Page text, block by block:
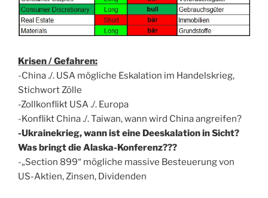
Krisen / Gefahren:
-China ./. USA mögliche Eskalation im Handelskrieg,
Stichwort Zölle
-Zollkonflikt USA ./. Europa
-Konflikt China ./. Taiwan, wann wird China angreifen?
-Ukrainekrieg, wann ist eine Deeskalation in Sicht?
Was bringt die Alaska-Konferenz???
-„Section 899“ mögliche massive Besteuerung von
US-Aktien, Zinsen, Dividenden